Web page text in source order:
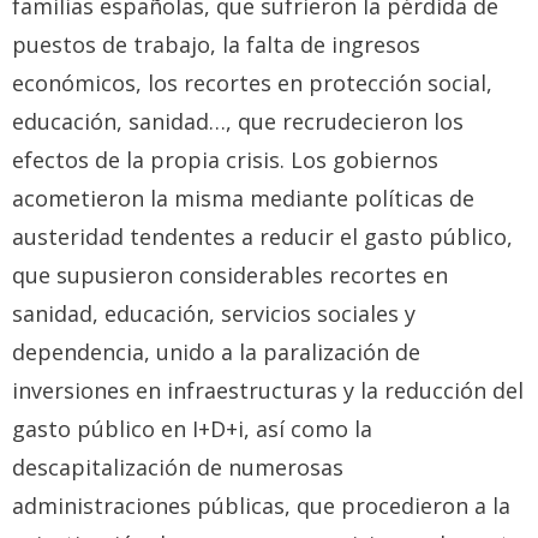
familias españolas, que sufrieron la pérdida de
puestos de trabajo, la falta de ingresos
económicos, los recortes en protección social,
educación, sanidad…, que recrudecieron los
efectos de la propia crisis. Los gobiernos
acometieron la misma mediante políticas de
austeridad tendentes a reducir el gasto público,
que supusieron considerables recortes en
sanidad, educación, servicios sociales y
dependencia, unido a la paralización de
inversiones en infraestructuras y la reducción del
gasto público en I+D+i, así como la
descapitalización de numerosas
administraciones públicas, que procedieron a la